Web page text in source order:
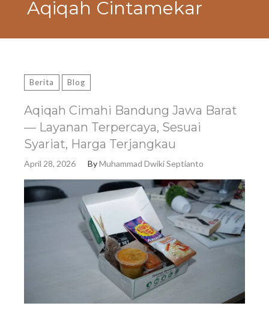
Aqiqah Cintamekar
Berita Blog
Aqiqah Cimahi Bandung Jawa Barat
— Layanan Terpercaya, Sesuai
Syariat, Harga Terjangkau
April 28, 2026 ByMuhammad Dwiki Septianto